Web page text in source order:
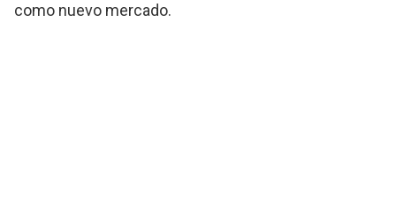
como nuevo mercado.